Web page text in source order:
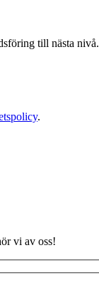
till nästa nivå.
.
vi av oss!